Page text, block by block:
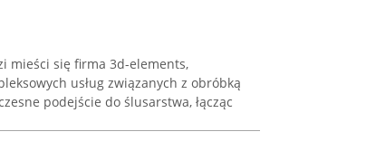
mieści się firma 3d-elements,
usług związanych z obróbką
podejście do ślusarstwa, łącząc